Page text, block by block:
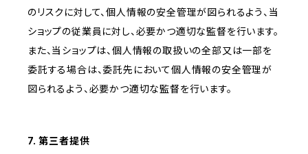
のリスクに対して、個人情報の安全管理が図られるよう、当
ショップの従業員に対し、必要かつ適切な監督を行います。
また、当ショップは、個人情報の取扱いの全部又は一部を
委託する場合は、委託先において個人情報の安全管理が
図られるよう、必要かつ適切な監督を行います。
7. 第三者提供